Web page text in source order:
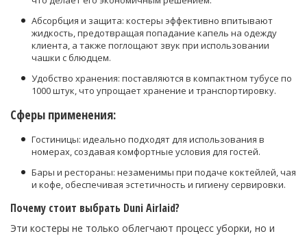
Абсорбция и защита: костеры эффективно впитывают
жидкость, предотвращая попадание капель на одежду
клиента, а также поглощают звук при использовании
чашки с блюдцем.
Удобство хранения: поставляются в компактном тубусе по
1000 штук, что упрощает хранение и транспортировку.
Сферы применения:
Гостиницы: идеально подходят для использования в
номерах, создавая комфортные условия для гостей.
Бары и рестораны: незаменимы при подаче коктейлей, чая
и кофе, обеспечивая эстетичность и гигиену сервировки.
Почему стоит выбрать Duni Airlaid?
Эти костеры не только облегчают процесс уборки, но и